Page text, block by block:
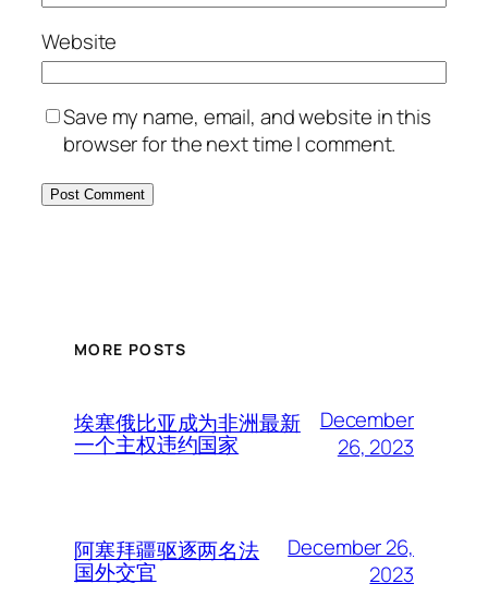
Website
Save my name, email, and website in this
browser for the next time I comment.
MORE POSTS
埃塞俄比亚成为非洲最新
一个主权违约国家
December
26, 2023
阿塞拜疆驱逐两名法
国外交官
December 26,
2023